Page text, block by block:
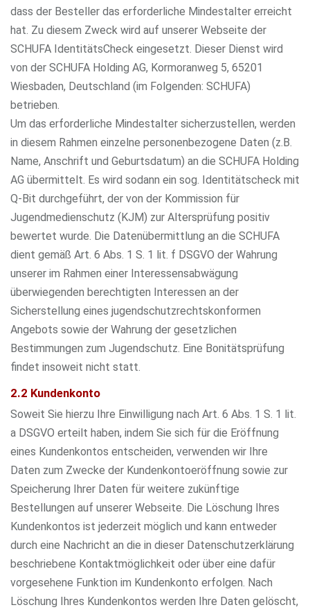
dass der Besteller das erforderliche Mindestalter erreicht
hat. Zu diesem Zweck wird auf unserer Webseite der
SCHUFA IdentitätsCheck eingesetzt. Dieser Dienst wird
von der SCHUFA Holding AG, Kormoranweg 5, 65201
Wiesbaden, Deutschland (im Folgenden: SCHUFA)
betrieben.
Um das erforderliche Mindestalter sicherzustellen, werden
in diesem Rahmen einzelne personenbezogene Daten (z.B.
Name, Anschrift und Geburtsdatum) an die SCHUFA Holding
AG übermittelt. Es wird sodann ein sog. Identitätscheck mit
Q-Bit durchgeführt, der von der Kommission für
Jugendmedienschutz (KJM) zur Altersprüfung positiv
bewertet wurde. Die Datenübermittlung an die SCHUFA
dient gemäß Art. 6 Abs. 1 S. 1 lit. f DSGVO der Wahrung
unserer im Rahmen einer Interessensabwägung
überwiegenden berechtigten Interessen an der
Sicherstellung eines jugendschutzrechtskonformen
Angebots sowie der Wahrung der gesetzlichen
Bestimmungen zum Jugendschutz. Eine Bonitätsprüfung
findet insoweit nicht statt.
2.2 Kundenkonto
Soweit Sie hierzu Ihre Einwilligung nach Art. 6 Abs. 1 S. 1 lit.
a DSGVO erteilt haben, indem Sie sich für die Eröffnung
eines Kundenkontos entscheiden, verwenden wir Ihre
Daten zum Zwecke der Kundenkontoeröffnung sowie zur
Speicherung Ihrer Daten für weitere zukünftige
Bestellungen auf unserer Webseite. Die Löschung Ihres
Kundenkontos ist jederzeit möglich und kann entweder
durch eine Nachricht an die in dieser Datenschutzerklärung
beschriebene Kontaktmöglichkeit oder über eine dafür
vorgesehene Funktion im Kundenkonto erfolgen. Nach
Löschung Ihres Kundenkontos werden Ihre Daten gelöscht,